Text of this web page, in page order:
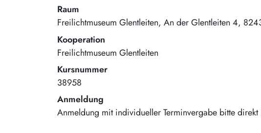
Raum
Freilichtmuseum Glentleiten An der Glentleiten 4
Kooperation
Freilichtmuseum Glentleiten
Kursnummer
38958
Anmeldung
Anmeldung mit individueller Terminvergabe bitte